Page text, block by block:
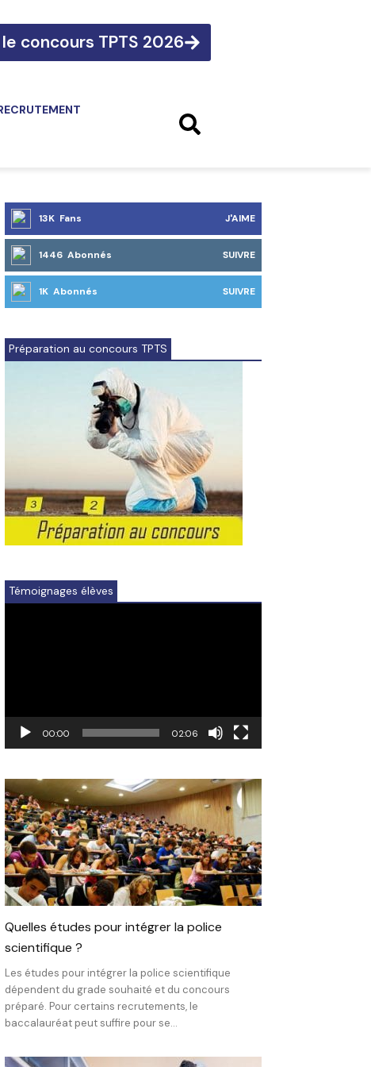
concours TPTS 2026
13K Fans J'AIME
1446 Abonnés SUIVRE
1K Abonnés SUIVRE
Préparation au concours TPTS
Témoignages élèves
00:00 02:06
Quelles études pour intégrer la police
scientifique ?
Les études pour intégrer la police scientifique
dépendent du grade souhaité et du concours
préparé. Pour certains recrutements, le
baccalauréat peut suffire pour se...